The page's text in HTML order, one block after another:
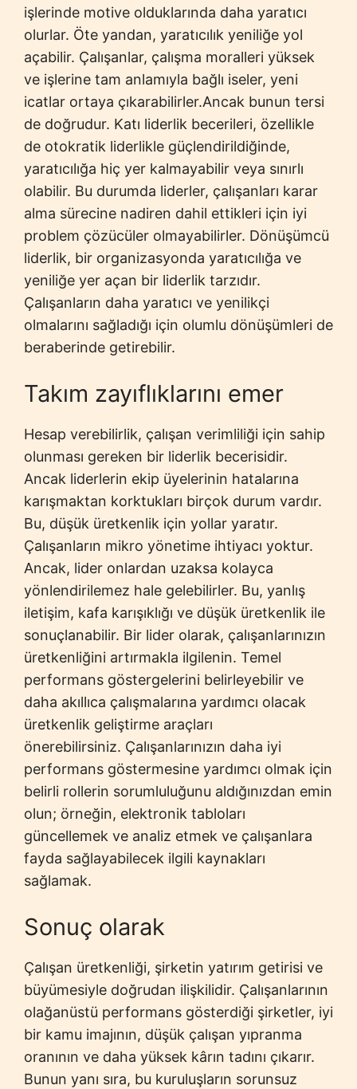
işlerinde motive olduklarında daha yaratıcı
olurlar. Öte yandan, yaratıcılık yeniliğe yol
açabilir. Çalışanlar, çalışma moralleri yüksek
ve işlerine tam anlamıyla bağlı iseler, yeni
icatlar ortaya çıkarabilirler.Ancak bunun tersi
de doğrudur. Katı liderlik becerileri, özellikle
de otokratik liderlikle güçlendirildiğinde,
yaratıcılığa hiç yer kalmayabilir veya sınırlı
olabilir. Bu durumda liderler, çalışanları karar
alma sürecine nadiren dahil ettikleri için iyi
problem çözücüler olmayabilirler. Dönüşümcü
liderlik, bir organizasyonda yaratıcılığa ve
yeniliğe yer açan bir liderlik tarzıdır.
Çalışanların daha yaratıcı ve yenilikçi
olmalarını sağladığı için olumlu dönüşümleri de
beraberinde getirebilir.
Takım zayıflıklarını emer
Hesap verebilirlik, çalışan verimliliği için sahip
olunması gereken bir liderlik becerisidir.
Ancak liderlerin ekip üyelerinin hatalarına
karışmaktan korktukları birçok durum vardır.
Bu, düşük üretkenlik için yollar yaratır.
Çalışanların mikro yönetime ihtiyacı yoktur.
Ancak, lider onlardan uzaksa kolayca
yönlendirilemez hale gelebilirler. Bu, yanlış
iletişim, kafa karışıklığı ve düşük üretkenlik ile
sonuçlanabilir. Bir lider olarak, çalışanlarınızın
üretkenliğini artırmakla ilgilenin. Temel
performans göstergelerini belirleyebilir ve
daha akıllıca çalışmalarına yardımcı olacak
üretkenlik geliştirme araçları
önerebilirsiniz. Çalışanlarınızın daha iyi
performans göstermesine yardımcı olmak için
belirli rollerin sorumluluğunu aldığınızdan emin
olun; örneğin, elektronik tabloları
güncellemek ve analiz etmek ve çalışanlara
fayda sağlayabilecek ilgili kaynakları
sağlamak.
Sonuç olarak
Çalışan üretkenliği, şirketin yatırım getirisi ve
büyümesiyle doğrudan ilişkilidir. Çalışanlarının
olağanüstü performans gösterdiği şirketler, iyi
bir kamu imajının, düşük çalışan yıpranma
oranının ve daha yüksek kârın tadını çıkarır.
Bunun yanı sıra, bu kuruluşların sorunsuz